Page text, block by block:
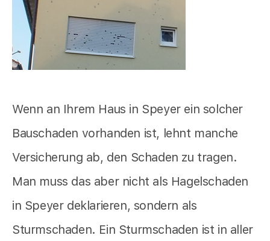
Wenn an Ihrem Haus in Speyer ein solcher
Bauschaden vorhanden ist, lehnt manche
Versicherung ab, den Schaden zu tragen.
Man muss das aber nicht als Hagelschaden
in Speyer deklarieren, sondern als
Sturmschaden. Ein Sturmschaden ist in aller